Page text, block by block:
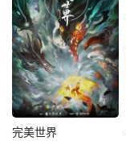
完美世界